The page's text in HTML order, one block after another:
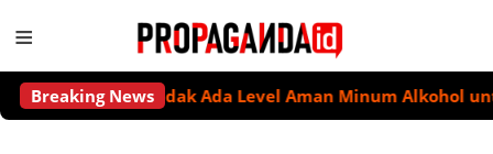
≡
Breaking NewsTidak Ada Level Aman Minum Alkohol untuk